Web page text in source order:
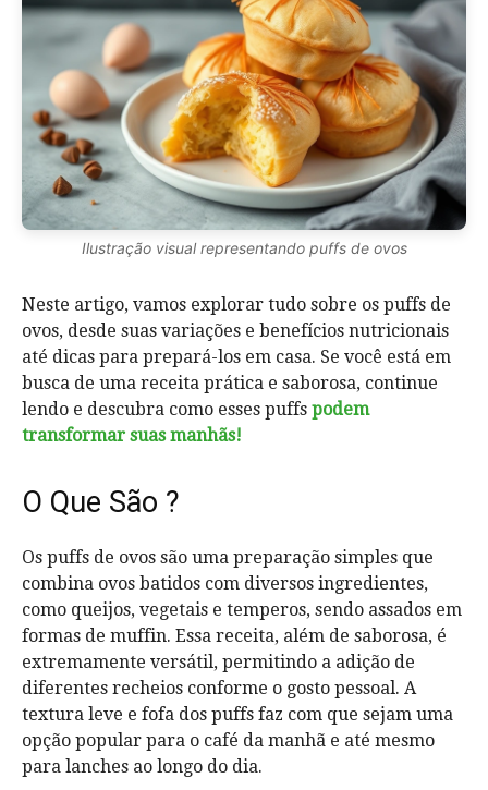
Ilustração visual representando puffs de ovos
Neste artigo, vamos explorar tudo sobre os puffs de
ovos, desde suas variações e benefícios nutricionais
até dicas para prepará-los em casa. Se você está em
busca de uma receita prática e saborosa, continue
lendo e descubra como esses puffs podem
transformar suas manhãs!
O Que São ?
Os puffs de ovos são uma preparação simples que
combina ovos batidos com diversos ingredientes,
como queijos, vegetais e temperos, sendo assados em
formas de muffin. Essa receita, além de saborosa, é
extremamente versátil, permitindo a adição de
diferentes recheios conforme o gosto pessoal. A
textura leve e fofa dos puffs faz com que sejam uma
opção popular para o café da manhã e até mesmo
para lanches ao longo do dia.